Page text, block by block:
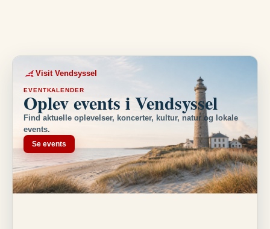
Visit Vendsyssel
EVENTKALENDER
Oplev events i Vendsyssel
Find aktuelle oplevelser, koncerter, kultur, natur og lokale
events.
Se events